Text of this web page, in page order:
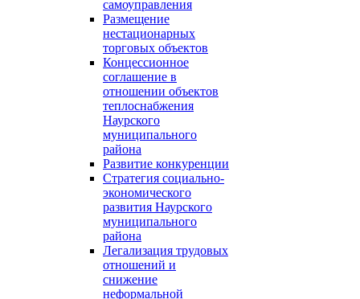
самоуправления
Размещение
нестационарных
торговых объектов
Концессионное
соглашение в
отношении объектов
теплоснабжения
Наурского
муниципального
района
Развитие конкуренции
Стратегия социально-
экономического
развития Наурского
муниципального
района
Легализация трудовых
отношений и
снижение
неформальной